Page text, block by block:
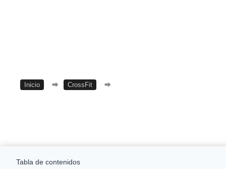
Inicio ⮕ CrossFit ⮕
Tabla de contenidos